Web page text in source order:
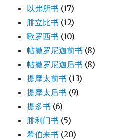
以弗所书 (17)
腓立比书 (12)
歌罗西书 (10)
帖撒罗尼迦前书 (8)
帖撒罗尼迦后书 (8)
提摩太前书 (13)
提摩太后书 (9)
提多书 (6)
腓利门书 (5)
希伯来书 (20)